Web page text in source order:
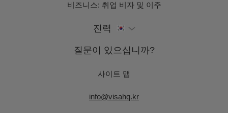
비즈니스: 취업 비자 및 이주
진력
질문이 있으십니까?
사이트 맵
info@visahq.kr